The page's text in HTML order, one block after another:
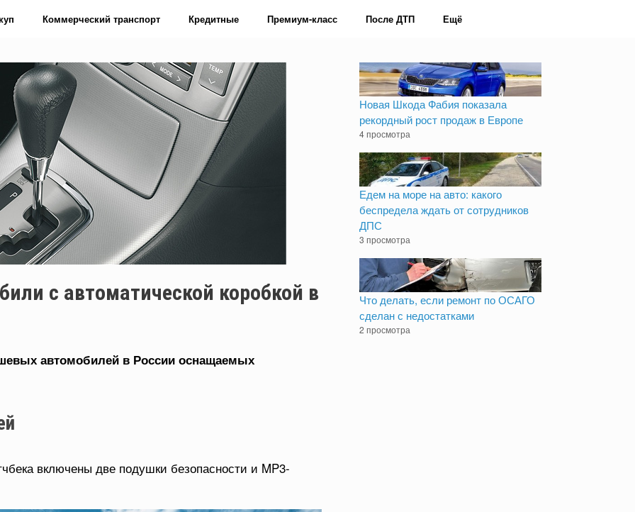
Коммерческий транспорт Кредитные Премиум-класс После ДТП Ещё
с автоматической коробкой в
автомобилей в России оснащаемых
включены две подушки безопасности и MP3-
Новая Шкода Фабия показала
рекордный рост продаж в Европе
4 просмотра
Едем на море на авто: какого
беспредела ждать от сотрудников
ДПС
3 просмотра
Что делать, если ремонт по ОСАГО
сделан с недостатками
2 просмотра